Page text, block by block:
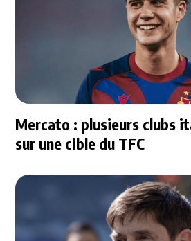
Mercato : plusieurs clubs
sur une cible du TFC